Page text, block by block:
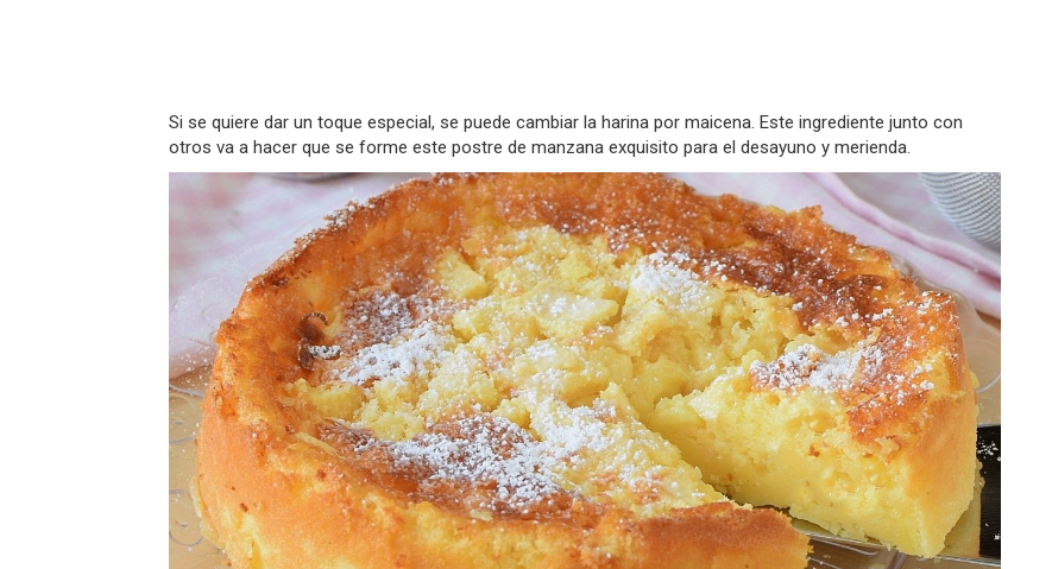
Si se quiere dar un toque especial, se puede cambiar la harina por maicena. Este ingrediente junto con
otros va a hacer que se forme este postre de manzana exquisito para el desayuno y merienda.